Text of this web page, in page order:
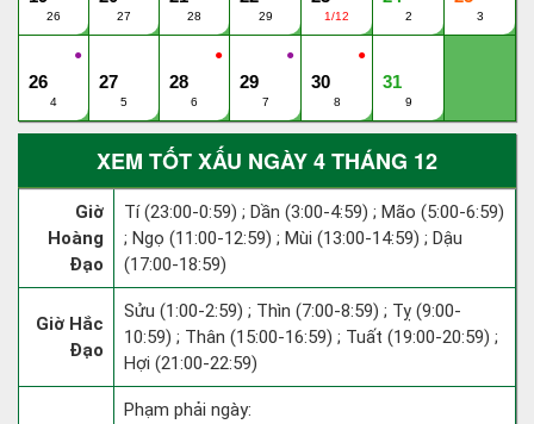
26 27 28 29 1/12 2 3
●
26
4
27
5
●
28
6
●
29
7
●
30
8
31
9
XEM TỐT XẤU NGÀY 4 THÁNG 12
Giờ
Hoàng
Đạo
Tí (23:00-0:59) ; Dần (3:00-4:59) ; Mão (5:00-6:59)
; Ngọ (11:00-12:59) ; Mùi (13:00-14:59) ; Dậu
(17:00-18:59)
Giờ Hắc
Đạo
Sửu (1:00-2:59) ; Thìn (7:00-8:59) ; Tỵ (9:00-
10:59) ; Thân (15:00-16:59) ; Tuất (19:00-20:59) ;
Hợi (21:00-22:59)
Phạm phải ngày: